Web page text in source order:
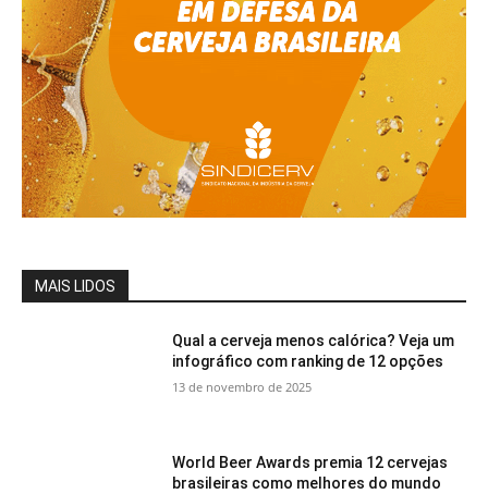
MAIS LIDOS
Qual a cerveja menos calórica? Veja um
infográfico com ranking de 12 opções
13 de novembro de 2025
World Beer Awards premia 12 cervejas
brasileiras como melhores do mundo